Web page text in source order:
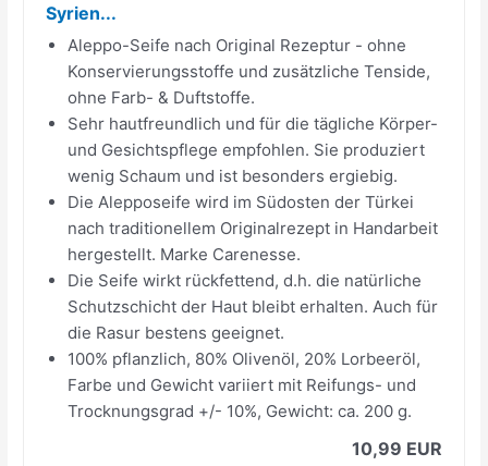
Syrien...
Aleppo-Seife nach Original Rezeptur - ohne
Konservierungsstoffe und zusätzliche Tenside,
ohne Farb- & Duftstoffe.
Sehr hautfreundlich und für die tägliche Körper-
und Gesichtspflege empfohlen. Sie produziert
wenig Schaum und ist besonders ergiebig.
Die Alepposeife wird im Südosten der Türkei
nach traditionellem Originalrezept in Handarbeit
hergestellt. Marke Carenesse.
Die Seife wirkt rückfettend, d.h. die natürliche
Schutzschicht der Haut bleibt erhalten. Auch für
die Rasur bestens geeignet.
100% pflanzlich, 80% Olivenöl, 20% Lorbeeröl,
Farbe und Gewicht variiert mit Reifungs- und
Trocknungsgrad +/- 10%, Gewicht: ca. 200 g.
10,99 EUR